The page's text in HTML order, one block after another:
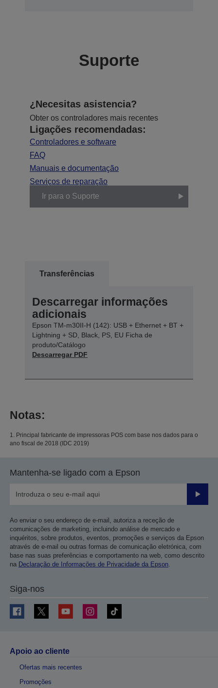
Suporte
¿Necesitas asistencia?
Obter os controladores mais recentes
Ligações recomendadas:
Controladores e software
FAQ
Manuais e documentação
Serviços de reparação
Ir para o Suporte
Transferências
Descarregar informações
adicionais
Epson TM-m30II-H (142): USB + Ethernet + BT +
Lightning + SD, Black, PS, EU Ficha de
produto/Catálogo
Descarregar PDF
Notas:
1. Principal fabricante de impressoras POS com base nos dados para o
ano fiscal de 2018 (IDC 2019)
Mantenha-se ligado com a Epson
Enviar
Ao enviar o seu endereço de e-mail, autoriza a receção de
comunicações de marketing, incluindo análise de mercado e
inquéritos, sobre produtos, eventos, promoções e serviços da Epson
através de e-mail ou outras formas de comunicação eletrónica, com
base nas suas preferências e comportamento na web, como descrito
na Declaração de Informações de Privacidade da Epson
Siga-nos
Apoio ao cliente
Ofertas mais recentes
Promoções